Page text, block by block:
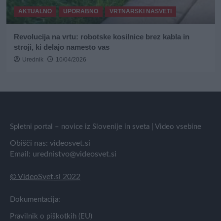
AKTUALNO UPORABNO VRTNARSKI NASVETI
Revolucija na vrtu: robotske kosilnice brez kabla in
stroji, ki delajo namesto vas
Urednik 10/04/2026
Spletni portal – novice iz Slovenije in sveta | Video vsebine
Obišči nas: videosvet.si
Email: urednistvo@videosvet.si
© VideoSvet.si 2022
Dokumentacija:
Pravilnik o piškotkih (EU)